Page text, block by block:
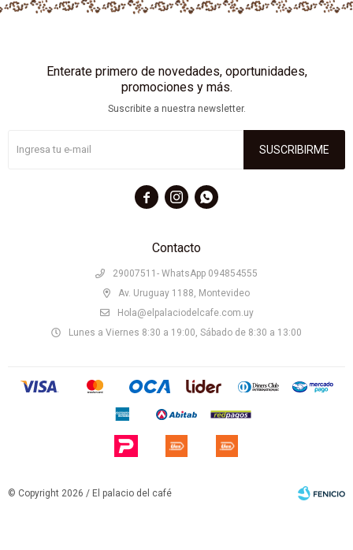
Contacto
29007511- WhatsApp 094854555
Av. Uruguay 1188, Montevideo
Hola@elpalaciodelcafe.com.uy
Lunes a Viernes 8:30 a 19:00, Sábado de 8:30 a 13:00
Enterate primero de novedades, oportunidades,
promociones y más.
Suscribite a nuestra newsletter.
SUSCRIBIRME
  
© Copyright 2026 / El palacio del café